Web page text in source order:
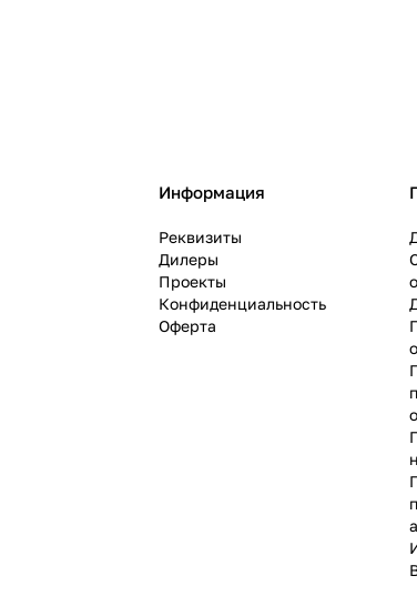
Информация
Реквизиты
Дилеры
Проекты
Конфиденциальность
Оферта